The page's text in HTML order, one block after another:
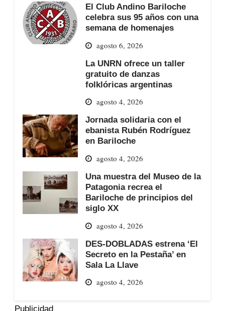
El Club Andino Bariloche
celebra sus 95 años con una
semana de homenajes
agosto 6, 2026
La UNRN ofrece un taller
gratuito de danzas
folklóricas argentinas
agosto 4, 2026
Jornada solidaria con el
ebanista Rubén Rodríguez
en Bariloche
agosto 4, 2026
Una muestra del Museo de la
Patagonia recrea el
Bariloche de principios del
siglo XX
agosto 4, 2026
DES-DOBLADAS estrena ‘El
Secreto en la Pestaña’ en
Sala La Llave
agosto 4, 2026
Publicidad